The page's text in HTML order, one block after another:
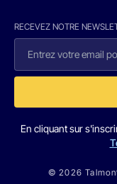
RECEVEZ NOTRE
En cliquant sur
© 2026